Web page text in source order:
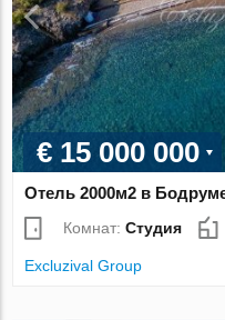
€ 15 000 000
Отель 2000м2 в
Комнат:Студия
Excluzival Group